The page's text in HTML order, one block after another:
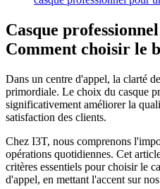
Casque
Comment choisir le
Dans un centre d'appel, la clarté
primordiale. Le choix du casque
significativement améliorer la
satisfaction des clients.
Chez I3T, nous comprenons
opérations quotidiennes. Cet
critères essentiels pour choisir le
d'appel, en mettant l'accent sur